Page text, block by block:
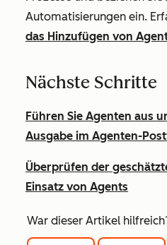
Automatisierungen ein.
das Hinzufügen von
Nächste Schritte
Führen Sie Agenten aus
Ausgabe im Agenten-
Überprüfen der
Einsatz von Agents
War dieser Artikel